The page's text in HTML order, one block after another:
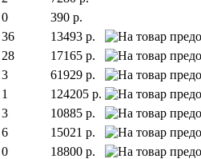
0
390 р.
36
13493 р.
28
17165 р.
3
61929 р.
1
124205 р.
3
10885 р.
6
15021 р.
0
18800 р.